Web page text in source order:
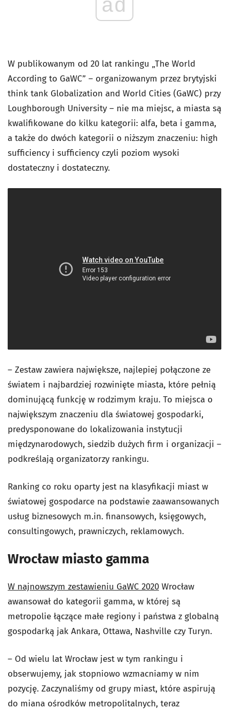
W publikowanym od 20 lat rankingu „The World
According to GaWC” – organizowanym przez brytyjski
think tank Globalization and World Cities (GaWC) przy
Loughborough University – nie ma miejsc, a miasta są
kwalifikowane do kilku kategorii: alfa, beta i gamma,
a także do dwóch kategorii o niższym znaczeniu: high
sufficiency i sufficiency czyli poziom wysoki
dostateczny i dostateczny.
– Zestaw zawiera największe, najlepiej połączone ze
światem i najbardziej rozwinięte miasta, które pełnią
dominującą funkcję w rodzimym kraju. To miejsca o
największym znaczeniu dla światowej gospodarki,
predysponowane do lokalizowania instytucji
międzynarodowych, siedzib dużych firm i organizacji –
podkreślają organizatorzy rankingu.
Ranking co roku oparty jest na klasyfikacji miast w
światowej gospodarce na podstawie zaawansowanych
usług biznesowych m.in. finansowych, księgowych,
consultingowych, prawniczych, reklamowych.
Wrocław miasto gamma
W najnowszym zestawieniu GaWC 2020 Wrocław
awansował do kategorii gamma, w której są
metropolie łączące małe regiony i państwa z globalną
gospodarką jak Ankara, Ottawa, Nashville czy Turyn.
– Od wielu lat Wrocław jest w tym rankingu i
obserwujemy, jak stopniowo wzmacniamy w nim
pozycję. Zaczynaliśmy od grupy miast, które aspirują
do miana ośrodków metropolitalnych, teraz